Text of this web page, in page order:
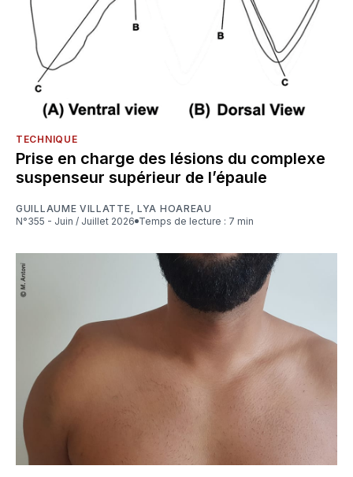
TECHNIQUE
Prise en charge des lésions du complexe
suspenseur supérieur de l’épaule
GUILLAUME VILLATTE ,LYA HOAREAU
N°355 - Juin / Juillet 2026
Temps de lecture : 7 min